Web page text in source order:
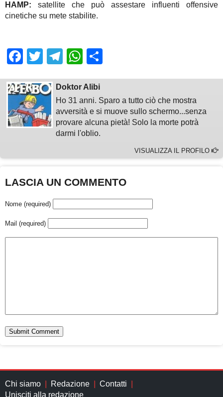
HAMP: satellite che può assestare influenti offensive
cinetiche su mete stabilite.
Facebook
TwitterTelegram
WhatsApp
Doktor Alibi
Ho 31 anni. Sparo a tutto ciò che mostra
avversità e si muove sullo schermo...senza
provare alcuna pietà! Solo la morte potrà
darmi l'oblio.
VISUALIZZA IL PROFILO
LASCIA UN COMMENTO
Nome (required)
Mail (required)
Chi siamo Redazione
Contatti
Unisciti alla redazione